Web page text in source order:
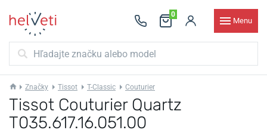
0
Menu
Značky Tissot T-Classic Couturier
Tissot Couturier Quartz
T035.617.16.051.00